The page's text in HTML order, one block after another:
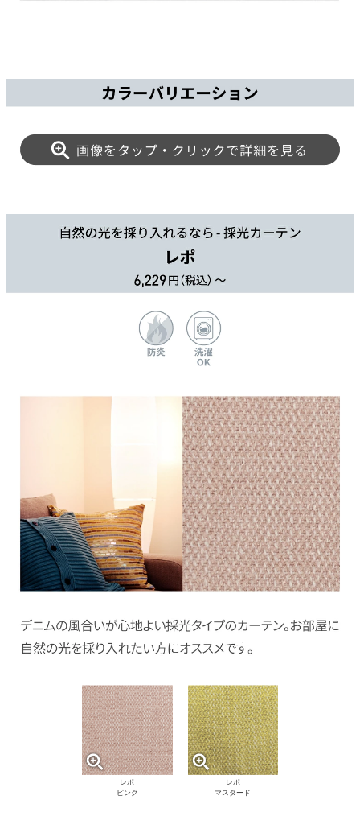
レポ
ピンク
レポ
マスタード